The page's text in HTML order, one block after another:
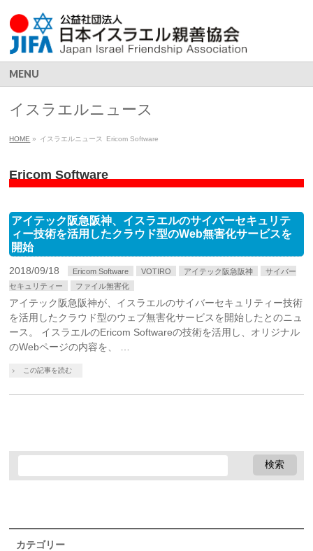
MENU
イスラエルニュース
HOME » イスラエルニュース Ericom Software
Ericom Software
アイテック阪急阪神、イスラエルのサイバーセキュリテ
ィー技術を活用したクラウド型のWeb無害化サービスを
開始
2018/09/18 Ericom Software VOTIRO アイテック阪急阪神
サイバー
セキュリティー
ファイル無害化
アイテック阪急阪神が、イスラエルのサイバーセキュリティー技術
を活用したクラウド型のウェブ無害化サービスを開始したとのニュ
ース。 イスラエルのEricom Softwareの技術を活用し、オリジナル
のWebページの内容を、 …
この記事を読む
カテゴリー